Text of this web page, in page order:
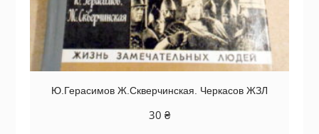
Ю.Герасимов Ж.Скверчинская. Черкасов ЖЗЛ
30 ₴